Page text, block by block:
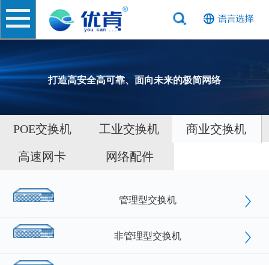
打造高安全高可靠、面向未来的极简网络
POE交换机 工业交换机 商业交换机
高速网卡 网络配件
管理型交换机
非管理型交换机